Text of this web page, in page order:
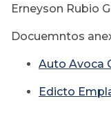
Erneyson Rubio
Docuemntos
Auto Avoca
Edicto